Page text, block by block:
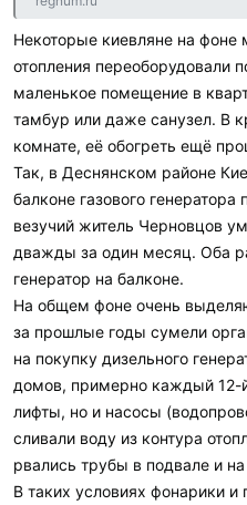
Некоторые киевляне на фоне
отопления переоборудовали
маленькое помещение в
тамбур или даже санузел. В
комнате, её обогреть ещё
Так, в Деснянском районе
балконе газового
везучий житель Черновцов
дважды за один месяц. Оба
генератор на балконе.
На общем фоне очень
за прошлые годы сумели
на покупку дизельного
домов, примерно каждый 12-
лифты, но и насосы
сливали воду из контура
рвались трубы в подвале и
В таких условиях фонарики